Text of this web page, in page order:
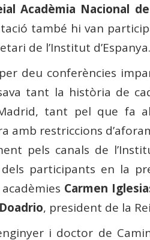
Acadèmia Nacional
també hi van
de l’Institut d’Espanya.
deu conferències
tant la història de
tant pel que fa
amb restriccions
pels canals de
dels participants en la
Carmen
, president de la
i doctor de